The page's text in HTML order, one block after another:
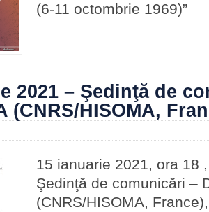
(6-11 octombrie 1969)”
2021 – Şedinţă de
(CNRS/HISOMA,
15 ianuarie 2021, ora 18
Şedinţă de comunicări –
(CNRS/HISOMA,